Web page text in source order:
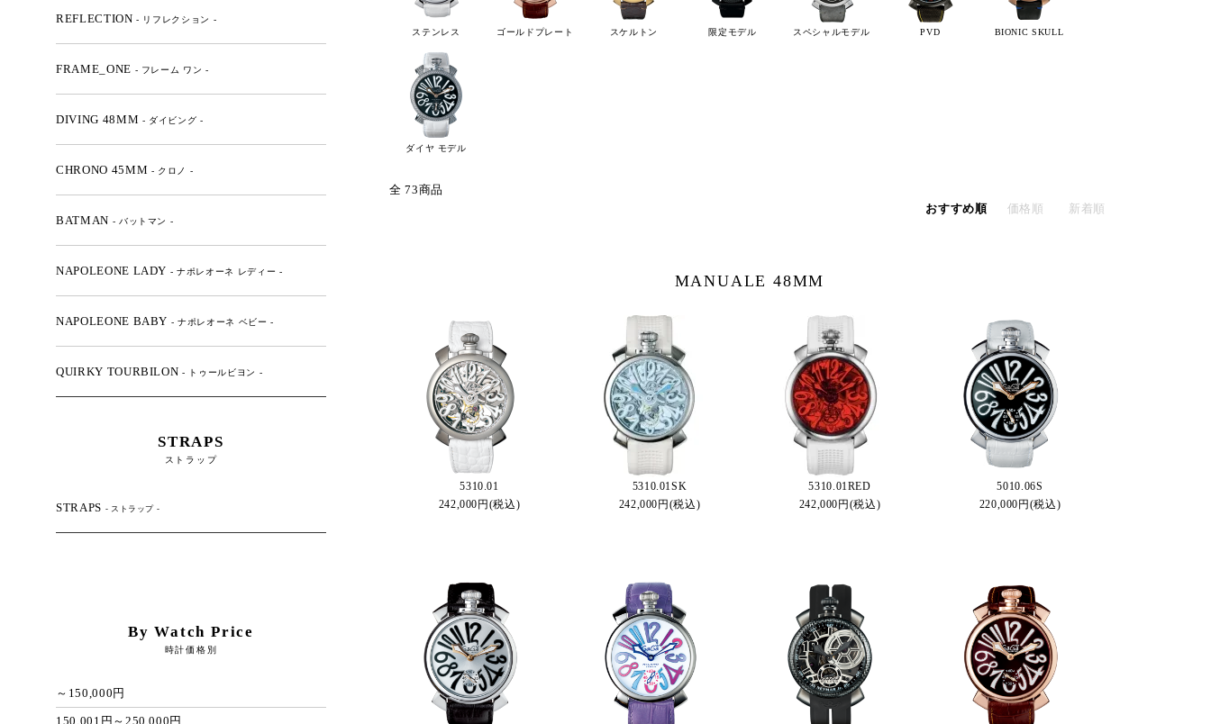
ステンレス ゴールドプレート スケルトン 限定モデル スペシャルモデル PVD BIONIC SKULL
ダイヤ モデル
全 73商品
おすすめ順
価格順 新着順
MANUALE 48MM
5310.01
242,000円(税込)
5310.01SK
242,000円(税込)
5310.01RED
242,000円(税込)
5010.06S
220,000円(税込)
REFLECTION- リフレクション -
FRAME_ONE - フレーム ワン -
DIVING 48MM - ダイビング -
CHRONO 45MM - クロノ -
BATMAN - バットマン -
NAPOLEONE LADY - ナポレオーネ レディー -
NAPOLEONE BABY - ナポレオーネ ベビー -
QUIRKY TOURBILON- トゥールビヨン -
STRAPS
ストラップ
STRAPS - ストラップ -
By Watch Price
時計価格別
～150,000円
150,001円～250,000円